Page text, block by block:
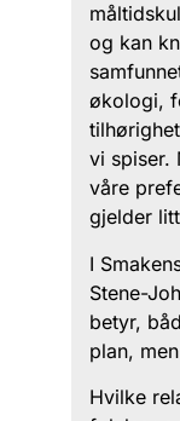
og kan
økologi,
vi spiser.
våre
gjelder
I
Stene-
betyr,
plan,
Hvilke